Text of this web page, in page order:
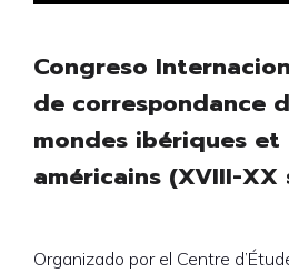
Congreso
de correspondance
mondes ibériques
américains (XVIII-XX
Organizado por el Centre